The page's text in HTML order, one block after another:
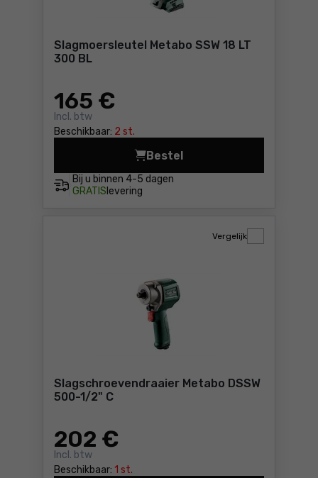
Slagmoersleutel Metabo SSW 18 LT
300 BL
165 €
Incl. btw
Beschikbaar: 2 st.
Bij u binnen 4-5 dagen
GRATIS levering
Bestel
Slagmoersleutel Metabo
Slagschroevendraaier Metabo DSSW
500-1/2" C
202 €
Incl. btw
Beschikbaar: 1 st.
Vergelijk